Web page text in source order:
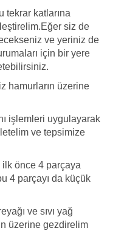
tekrar katlarına
siz de
ve yeriniz de
için bir yere
hamurların üzerine
işlemleri uygulayarak
ve tepsimize
ilk önce 4 parçaya
4 parçayı da küçük
ve sıvı yağ
üzerine gezdirelim